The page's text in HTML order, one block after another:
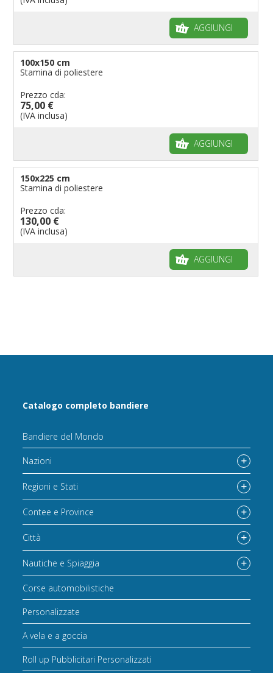
AGGIUNGI
100x150 cm
Stamina di poliestere
Prezzo cda:
75,00 €
(IVA inclusa)
AGGIUNGI
150x225 cm
Stamina di poliestere
Prezzo cda:
130,00 €
(IVA inclusa)
AGGIUNGI
Catalogo completo bandiere
Bandiere del Mondo
Nazioni
Regioni e Stati
Contee e Province
Città
Nautiche e Spiaggia
Corse automobilistiche
Personalizzate
A vela e a goccia
Roll up Pubblicitari Personalizzati